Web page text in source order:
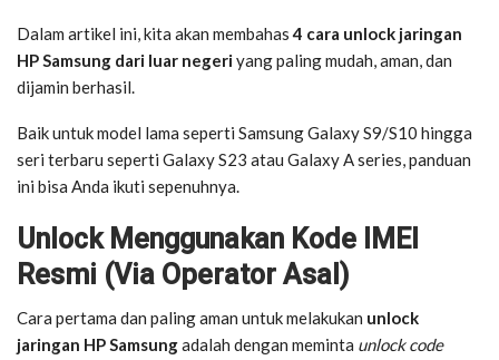
Dalam artikel ini, kita akan membahas4 cara unlock jaringan
HP Samsung dari luar negeriyang paling mudah, aman, dan
dijamin berhasil.
Baik untuk model lama seperti Samsung Galaxy S9/S10 hingga
seri terbaru seperti Galaxy S23 atau Galaxy A series, panduan
ini bisa Anda ikuti sepenuhnya.
Unlock Menggunakan Kode IMEI
Resmi (Via Operator Asal)
Cara pertama dan paling aman untuk melakukan unlock
jaringan HP Samsungadalah dengan meminta unlock code